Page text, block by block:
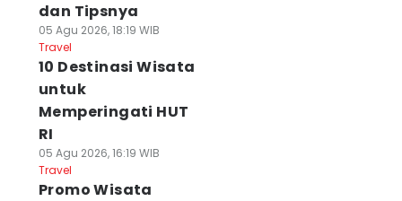
dan Tipsnya
05 Agu 2026, 18:19 WIB
Travel
10 Destinasi Wisata
untuk
Memperingati HUT
RI
05 Agu 2026, 16:19 WIB
Travel
Promo Wisata